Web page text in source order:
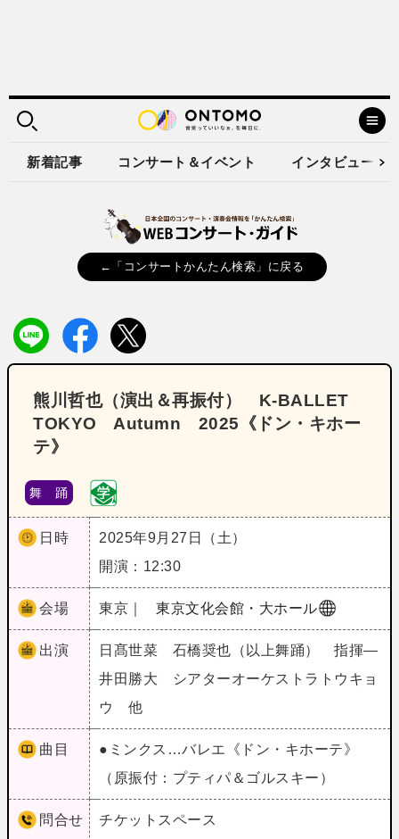
新着記事 コンサート＆イベント インタビュー
←「コンサートかんたん検索」に戻る
熊川哲也（演出＆再振付） K‐BALLET
TOKYO Autumn 2025《ドン・キホー
テ》
舞 踊
日時
2025年9月27日（土）
開演：12:30
会場 東京｜ 東京文化会館・大ホール
出演
日髙世菜 石橋奨也（以上舞踊） 指揮―
井田勝大 シアターオーケストラトウキョ
ウ 他
曲目
●ミンクス…バレエ《ドン・キホーテ》
（原振付：プティパ＆ゴルスキー）
問合せ
チケットスペース